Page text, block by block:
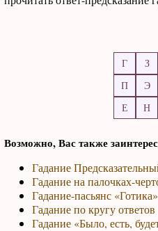
В П
Ц
Ч
З
Ф
Возможно, Вас также
Гадание
Гадание на палочках-
Гадание-пасьянс «Готика»
Гадание по кругу ответов
Гадание «Было, есть,